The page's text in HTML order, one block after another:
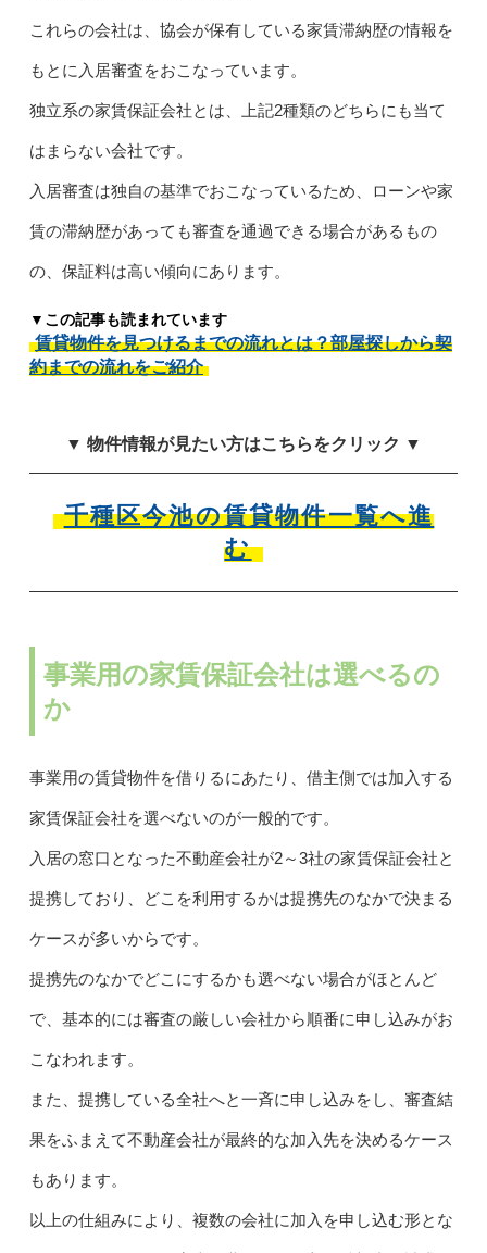
これらの会社は、協会が保有している家賃滞納歴の情報を
もとに入居審査をおこなっています。
独立系の家賃保証会社とは、上記2種類のどちらにも当て
はまらない会社です。
入居審査は独自の基準でおこなっているため、ローンや家
賃の滞納歴があっても審査を通過できる場合があるもの
の、保証料は高い傾向にあります。
▼この記事も読まれています
賃貸物件を見つけるまでの流れとは？部屋探しから契
約までの流れをご紹介
▼ 物件情報が見たい方はこちらをクリック ▼
千種区今池の賃貸物件一覧へ進
む
事業用の家賃保証会社は選べるの
か
事業用の賃貸物件を借りるにあたり、借主側では加入する
家賃保証会社を選べないのが一般的です。
入居の窓口となった不動産会社が2～3社の家賃保証会社と
提携しており、どこを利用するかは提携先のなかで決まる
ケースが多いからです。
提携先のなかでどこにするかも選べない場合がほとんど
で、基本的には審査の厳しい会社から順番に申し込みがお
こなわれます。
また、提携している全社へと一斉に申し込みをし、審査結
果をふまえて不動産会社が最終的な加入先を決めるケース
もあります。
以上の仕組みにより、複数の会社に加入を申し込む形とな